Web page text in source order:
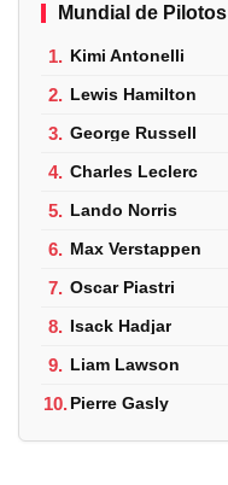
Mundial de Pilotos
1. Kimi Antonelli
2. Lewis Hamilton
3. George Russell
4. Charles Leclerc
5. Lando Norris
6. Max Verstappen
7. Oscar Piastri
8. Isack Hadjar
9. Liam Lawson
10.Pierre Gasly